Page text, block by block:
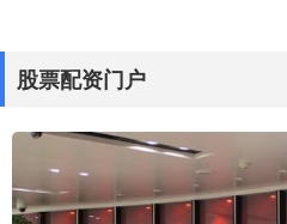
股票配资门户